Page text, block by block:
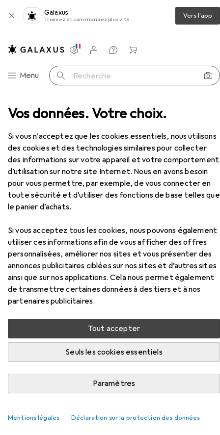
Vos données. Votre choix.
Si vous n’acceptez que les cookies essentiels, nous utilisons
des cookies et des technologies similaires pour collecter
des informations sur votre appareil et votre comportement
d’utilisation sur notre site Internet. Nous en avons besoin
pour vous permettre, par exemple, de vous connecter en
toute sécurité et d’utiliser des fonctions de base telles que
le panier d’achats.
Si vous acceptez tous les cookies, nous pouvons également
utiliser ces informations afin de vous afficher des offres
personnalisées, améliorer nos sites et vous présenter des
annonces publicitaires ciblées sur nos sites et d’autres sites
ainsi que sur nos applications. Cela nous permet également
de transmettre certaines données à des tiers et à nos
partenaires publicitaires.
Tout accepter
Seuls les cookies essentiels
Paramètres
Mentions légales Déclaration sur la protection des données
Galaxus
Trouvez et commandez plus vite Vers l'app
Navigation par catégorie
Menu Recherche
Paramètres
Compte client
Listes de comparaison
Listes d'envies
Panier
Outils automobiles Kukko Extracteur
64,09
KukkoExtracteur
Accessoires pour Kukko
Extracteur
Ici, vous trouverez des accessoires compatibles avec le
produit Kukko Extracteur de la catégorie Outils
automobiles.
Outils automobiles
KukkoRallonges